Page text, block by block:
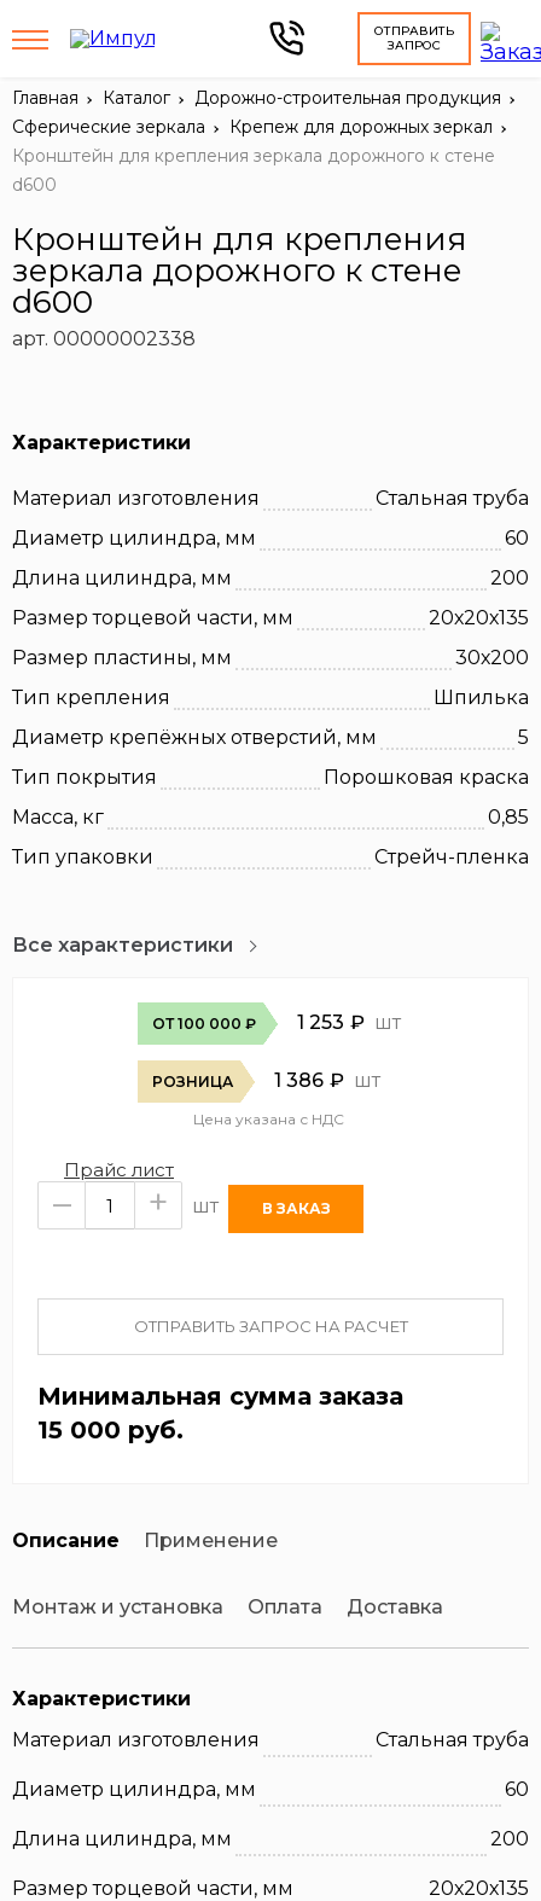
ОТПРАВИТЬ
ЗАПРОС
Главная Каталог
Дорожно-строительная продукция
Сферические зеркала
Крепеж для дорожных зеркал
Кронштейн для крепления зеркала дорожного к стене
d600
Кронштейн для крепления
зеркала дорожного к стене
d600
арт. 00000002338
Характеристики
Материал изготовления
Стальная труба
Диаметр цилиндра, мм
60
Длина цилиндра, мм
200
Размер торцевой части, мм
20х20х135
Размер пластины, мм
30х200
Тип крепления
Шпилька
Диаметр крепёжных отверстий, мм
5
Тип покрытия
Порошковая краска
Масса, кг
0,85
Тип упаковки
Стрейч-пленка
Все характеристики
ОТ 100 000 ₽ 1 253 ₽ шт
РОЗНИЦА 1 386 ₽ шт
Цена указана с НДС
Прайс лист
– + шт
ОТПРАВИТЬ ЗАПРОС НА РАСЧЕТ
Минимальная сумма заказа
15 000 руб.
Описание Применение
Монтаж и установка Оплата Доставка
Характеристики
Материал изготовления
Стальная труба
Диаметр цилиндра, мм 60
Длина цилиндра, мм 200
Размер торцевой части, мм 20х20х135